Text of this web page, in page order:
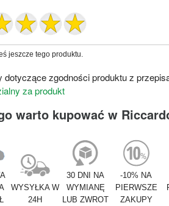
jeszcze tego produktu.
dotyczące zgodności produktu z
za produkt
warto kupować w
WYSYŁKA W
24H
30 DNI NA
WYMIANĘ
LUB ZWROT
-10% NA
PIERWSZE
ZAKUPY